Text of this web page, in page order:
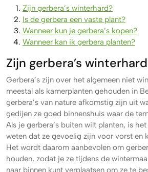
Zijn gerbera’s winterhard?
Is de gerbera een vaste plant?
Wanneer kun je gerbera’s kopen?
Wanneer kan ik gerbera planten?
Zijn gerbera’s
Gerbera’s zijn over het algemeen niet
meestal als kamerplanten gehouden in
gerbera’s van nature afkomstig zijn uit
gedijen ze goed binnenshuis waar de
Als je gerbera’s buiten wilt planten, is
weten dat ze gevoelig zijn voor vorst en
Het wordt daarom aanbevolen om
houden, zodat je ze tijdens de
naar binnen kunt verplaatsen om ze te